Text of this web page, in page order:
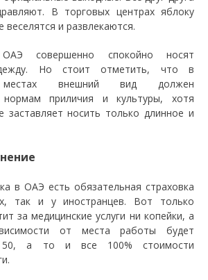
В торговых центрах яблоку
веселятся и развлекаются.
совершенно спокойно носят
Но стоит отметить, что в
местах внешний вид должен
нормам приличия и культуры, хотя
заставляет носить только длинное и
в ОАЭ есть обязательная страховка
так и у иностранцев. Вот только
за медицинские услуги ни копейки, а
от места работы будет
50, а то и все 100% стоимости